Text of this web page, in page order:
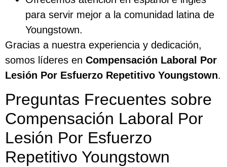
para servir mejor a la comunidad latina de
Youngstown.
Gracias a nuestra experiencia y dedicación,
somos líderes en Compensación Laboral Por
Lesión Por Esfuerzo Repetitivo Youngstown.
Preguntas Frecuentes sobre
Compensación Laboral Por
Lesión Por Esfuerzo
Repetitivo Youngstown